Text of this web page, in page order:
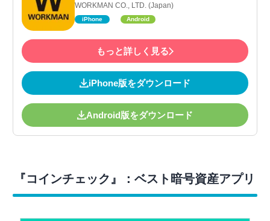
WORKMAN CO., LTD. (Japan)
iPhone Android
もっと詳しく見る
iPhone版をダウンロード
Android版をダウンロード
『コインチェック』：ベスト暗号資産アプリ